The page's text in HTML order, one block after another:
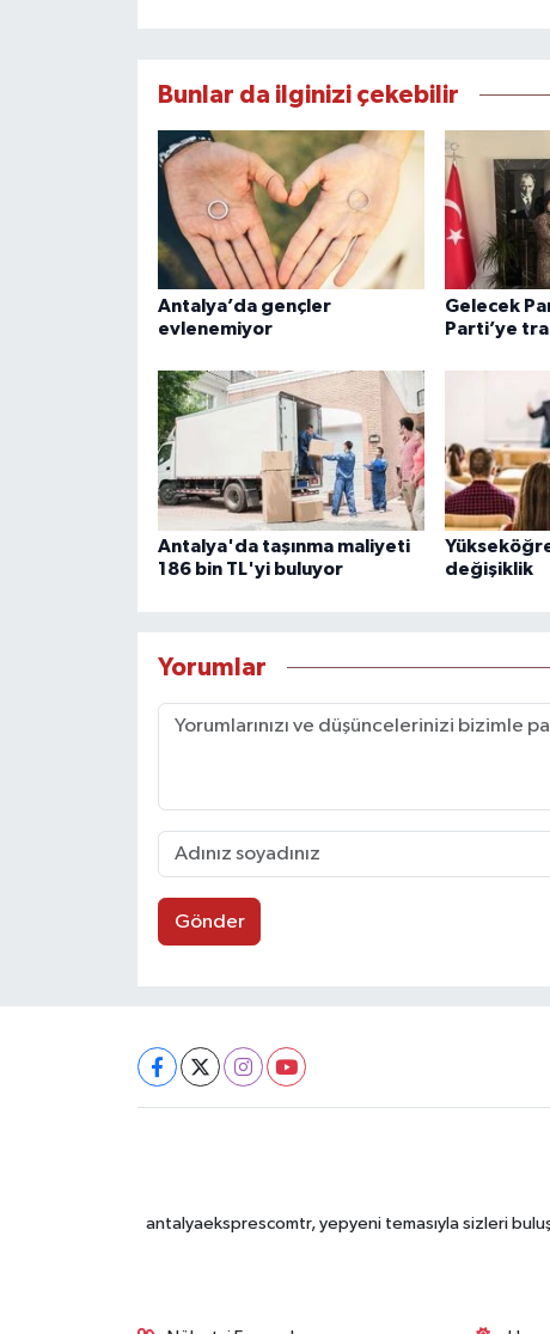
Bunlar da ilginizi çekebilir
Antalya’da gençler
evlenemiyor
Gelecek
Parti’ye
Antalya'da taşınma maliyeti
186 bin TL'yi buluyor
değişiklik
Yorumlar
Gönder
antalyaeksprescomtr, yepyeni temasıyla sizleri